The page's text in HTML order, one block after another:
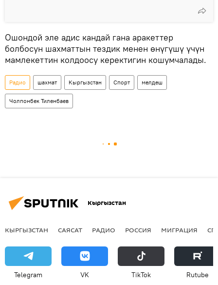
Ошондой эле адис кандай гана аракеттер
болбосун шахматтын тездик менен өнүгүшү үчүн
мамлекеттин колдоосу керектигин кошумчалады.
Радио шахмат Кыргызстан Спорт мелдеш
Чолпонбек Тиленбаев
Кыргызстан
КЫРГЫЗСТАН САЯСАТ РАДИО РОССИЯ МИГРАЦИЯ
Telegram VK ТikТоk Rutube